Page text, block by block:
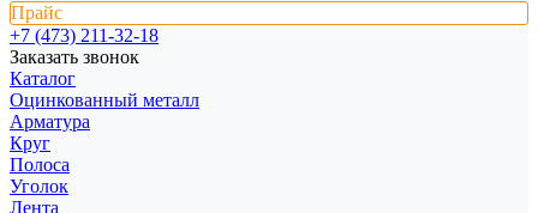
Прайс
+7 (473) 211-32-18
Заказать звонок
Каталог
Оцинкованный металл
Арматура
Круг
Полоса
Уголок
Лента